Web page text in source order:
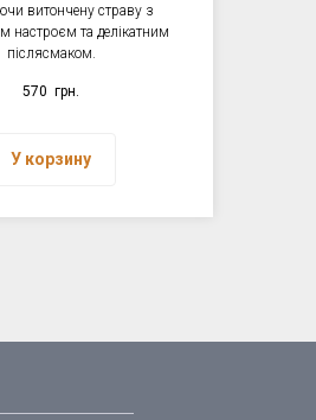
витончену страву з
настроєм та делікатним
післясмаком.
570 грн.
У корзину